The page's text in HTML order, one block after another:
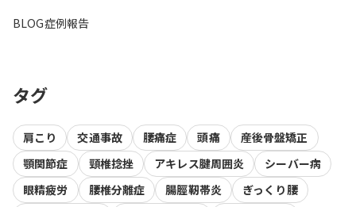
BLOG症例報告
タグ
肩こり 交通事故 腰痛症 頭痛
産後骨盤矯正
顎関節症
頸椎捻挫 アキレス腱周囲炎
シーバー病
眼精疲労
腰椎分離症 腸脛靭帯炎
ぎっくり腰